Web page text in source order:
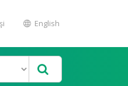
English